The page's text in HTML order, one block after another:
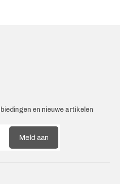
en nieuwe artikelen
Meld aan